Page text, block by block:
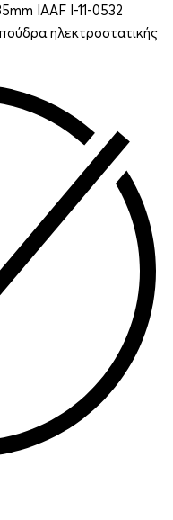
IAAF I-11-0532
ηλεκτροστατικής